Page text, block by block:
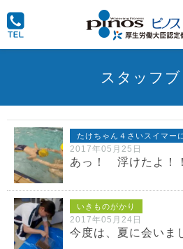
スタッフ
たけちゃん４さいスイマー
2017年05月25日
あっ！ 浮けたよ！！
いきものがかり
2017年05月24日
今度は、夏に会いま